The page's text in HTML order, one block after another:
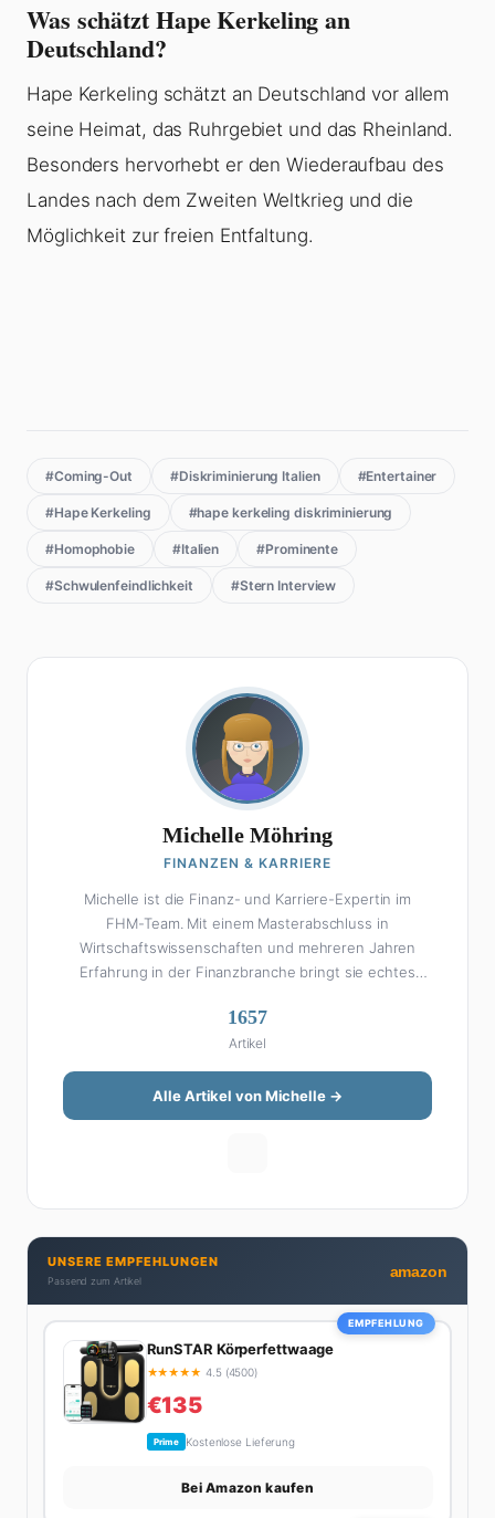
Was schätzt Hape Kerkeling an
Deutschland?
Hape Kerkeling schätzt an Deutschland vor allem
seine Heimat, das Ruhrgebiet und das Rheinland.
Besonders hervorhebt er den Wiederaufbau des
Landes nach dem Zweiten Weltkrieg und die
Möglichkeit zur freien Entfaltung.
#Coming-Out #Diskriminierung Italien #Entertainer
#Hape Kerkeling #hape kerkeling diskriminierung
#Homophobie #Italien #Prominente
#Schwulenfeindlichkeit #Stern Interview
Michelle Möhring
FINANZEN & KARRIERE
Michelle ist die Finanz- und Karriere-Expertin im
FHM-Team. Mit einem Masterabschluss in
Wirtschaftswissenschaften und mehreren Jahren
Erfahrung in der Finanzbranche bringt sie echtes
Michelle klingt Altersvorsorge nicht wie eine
Steuererklärung. Ihre Stärke liegt darin, komplexe
Finanzthemen so aufzubereiten, dass sie jeder
versteht – ohne Fachchinesisch, dafür mit konkreten
Tipps zum Umsetzen. Von ETF-Strategien über
Privatleben unter einen Hut bekommt. Privat ist sie
bekennende Kaffee-Süchtige (3+ Tassen am Tag,
Minimum), Podcast-Hörerin und verbringt ihre
Wochenenden am liebsten in der Natur oder auf dem
1657
Artikel
Alle Artikel von Michelle →
UNSERE EMPFEHLUNGEN
Passend zum Artikel
amazon
EMPFEHLUNG
RunSTAR Körperfettwaage
★★★★★ 4.5 (4500)
€135
Prime Kostenlose Lieferung
Bei Amazon kaufen